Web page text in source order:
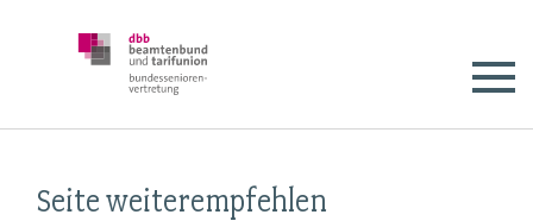
Seite weiterempfehlen